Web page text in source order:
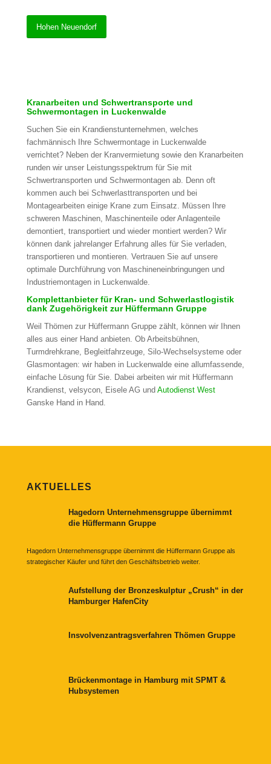
Hohen Neuendorf
Kranarbeiten und Schwertransporte und
Schwermontagen in Luckenwalde
Suchen Sie ein Krandienstunternehmen, welches
fachmännisch Ihre Schwermontage in Luckenwalde
verrichtet? Neben der Kranvermietung sowie den Kranarbeiten
runden wir unser Leistungsspektrum für Sie mit
Schwertransporten und Schwermontagen ab. Denn oft
kommen auch bei Schwerlasttransporten und bei
Montagearbeiten einige Krane zum Einsatz. Müssen Ihre
schweren Maschinen, Maschinenteile oder Anlagenteile
demontiert, transportiert und wieder montiert werden? Wir
können dank jahrelanger Erfahrung alles für Sie verladen,
transportieren und montieren. Vertrauen Sie auf unsere
optimale Durchführung von Maschineneinbringungen und
Industriemontagen in Luckenwalde.
Komplettanbieter für Kran- und Schwerlastlogistik
dank Zugehörigkeit zur Hüffermann Gruppe
Weil Thömen zur Hüffermann Gruppe zählt, können wir Ihnen
alles aus einer Hand anbieten. Ob Arbeitsbühnen,
Turmdrehkrane, Begleitfahrzeuge, Silo-Wechselsysteme oder
Glasmontagen: wir haben in Luckenwalde eine allumfassende,
einfache Lösung für Sie. Dabei arbeiten wir mit Hüffermann
Krandienst, velsycon, Eisele AG und Autodienst West
Ganske Hand in Hand.
AKTUELLES
Hagedorn Unternehmensgruppe übernimmt
die Hüffermann Gruppe
Hagedorn Unternehmensgruppe übernimmt die Hüffermann Gruppe als
strategischer Käufer und führt den Geschäftsbetrieb weiter.
Aufstellung der Bronzeskulptur „Crush“ in der
Hamburger HafenCity
Insvolvenzantragsverfahren Thömen Gruppe
Brückenmontage in Hamburg mit SPMT &
Hubsystemen